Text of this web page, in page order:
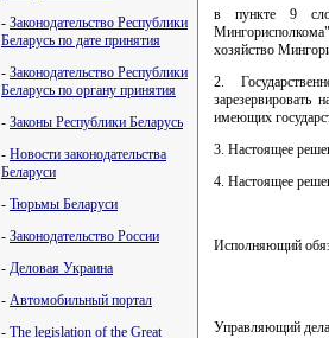
- Законодательство Республики
Беларусь по дате принятия
- Законодательство Республики
Беларусь по органу принятия
- Законы Республики Беларусь
- Новости законодательства
Беларуси
- Тюрьмы Беларуси
- Законодательство России
- Деловая Украина
- Автомобильный портал
- The legislation of the Great
в пункте 9
хозяйство
2.
имеющих
3. Настоящее
4. Настоящее
Исполняющий
Управляющий